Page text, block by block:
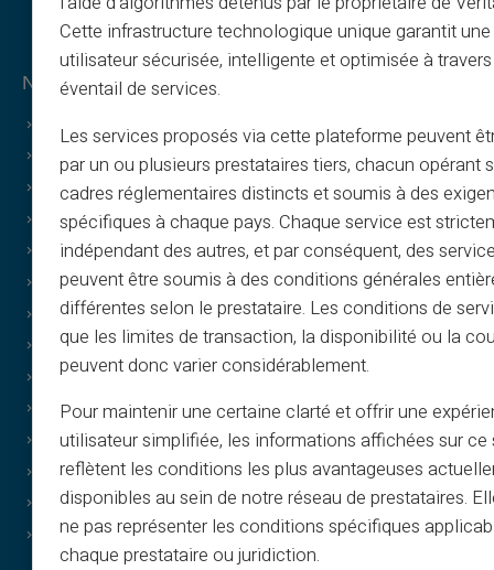
Νομικές πληροφορίες & όροι
Γενικοί όροι
Νομική ειδοποίηση
Πολιτική απορρήτου
Όροι χρήσης
Πολιτική cookies
Συχνές ερωτήσεις
Οδηγοί
Όροι – Πρόγραμμα σύστασης
Πολιτική εκτύπωσης και χρήσης εικόνων
Όροι δωροκαρτών
Όροι cashback
Ποιοι είμαστε;
Γίνετε συνεργάτης
Επικοινωνία
Cette infrastructure technologique unique garantit
utilisateur sécurisée, intelligente et optimisée à
éventail de services.
Les services proposés via cette plateforme peuvent
par un ou plusieurs prestataires tiers, chacun opérant
cadres réglementaires distincts et soumis à des
spécifiques à chaque pays. Chaque service est
indépendant des autres, et par conséquent, des
peuvent être soumis à des conditions générales
différentes selon le prestataire. Les conditions de
que les limites de transaction, la disponibilité ou la
peuvent donc varier considérablement.
Pour maintenir une certaine clarté et offrir une
utilisateur simplifiée, les informations affichées sur ce
reflètent les conditions les plus avantageuses
disponibles au sein de notre réseau de prestataires.
ne pas représenter les conditions spécifiques
chaque prestataire ou juridiction.